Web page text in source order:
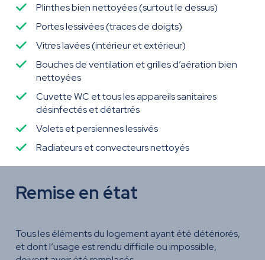
Plinthes bien nettoyées (surtout le dessus)
Portes lessivées (traces de doigts)
Vitres lavées (intérieur et extérieur)
Bouches de ventilation et grilles d’aération bien
nettoyées
Cuvette WC et tous les appareils sanitaires
désinfectés et détartrés
Volets et persiennes lessivés
Radiateurs et convecteurs nettoyés
Remise en état
Tous les éléments du logement ayant été détériorés,
et dont l’usage est rendu difficile ou impossible,